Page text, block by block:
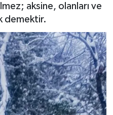
aksine, olanları ve
demektir.